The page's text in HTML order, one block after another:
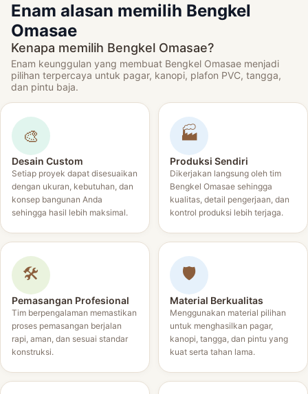
Enam alasan memilih Bengkel
Omasae
Kenapa memilih Bengkel Omasae?
Enam keunggulan yang membuat Bengkel Omasae menjadi
pilihan terpercaya untuk pagar, kanopi, plafon PVC, tangga,
dan pintu baja.
🎨
Desain Custom
Setiap proyek dapat disesuaikan
dengan ukuran, kebutuhan, dan
konsep bangunan Anda
sehingga hasil lebih maksimal.
🏭
Produksi Sendiri
Dikerjakan langsung oleh tim
Bengkel Omasae sehingga
kualitas, detail pengerjaan, dan
kontrol produksi lebih terjaga.
🛠️
Pemasangan Profesional
Tim berpengalaman memastikan
proses pemasangan berjalan
rapi, aman, dan sesuai standar
konstruksi.
🛡️
Material Berkualitas
Menggunakan material pilihan
untuk menghasilkan pagar,
kanopi, tangga, dan pintu yang
kuat serta tahan lama.